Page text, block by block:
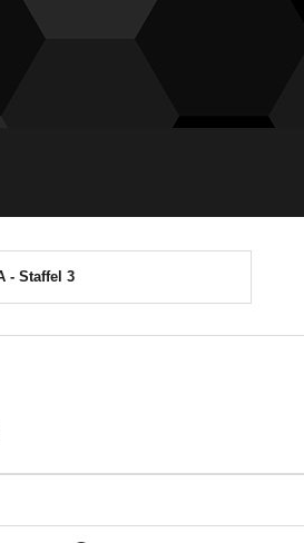
- Staffel 3